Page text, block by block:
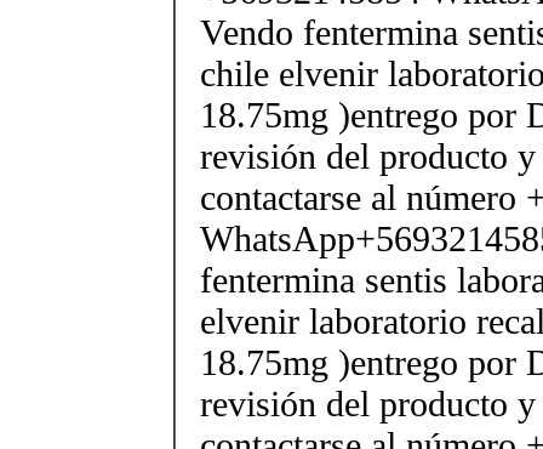
Vendo fentermina
chile elvenir
18.75mg )entrego por
revisión del producto
contactarse al número
fentermina sentis
elvenir laboratorio
18.75mg )entrego por
revisión del producto